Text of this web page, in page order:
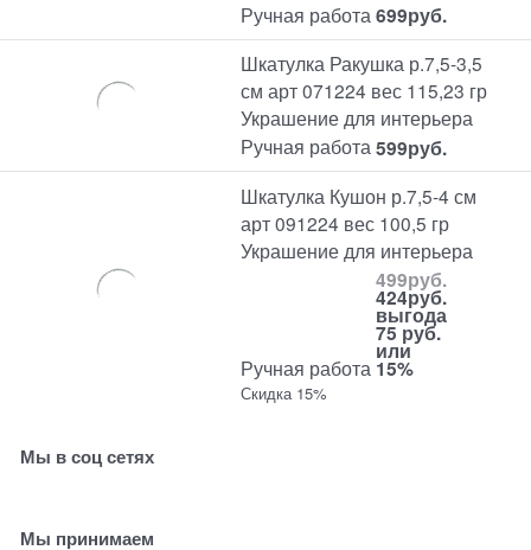
Ручная работа 699руб.
Шкатулка Ракушка р.7,5-3,5
см арт 071224 вес 115,23 гр
Украшение для интерьера
Ручная работа599руб.
Шкатулка Кушон р.7,5-4 см
арт 091224 вес 100,5 гр
Украшение для интерьера
Ручная работа
499руб.
424руб.
выгода
75 руб.
или
15%
Скидка 15%
Мы в соц сетях
Мы принимаем